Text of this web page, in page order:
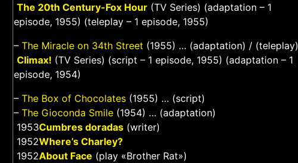
The 20th Century-Fox Hour (TV Series) (adaptation – 1
episode, 1955) (teleplay – 1 episode, 1955)
– The Miracle on 34th Street (1955) … (adaptation) / (teleplay)
Climax! (TV Series) (script – 1 episode, 1955) (adaptation – 1
episode, 1954)
– The Box of Chocolates (1955) … (script)
– The Gioconda Smile (1954) … (adaptation)
1953Cumbres doradas (writer)
1952Where’s Charley?
1952About Face (play «Brother Rat»)